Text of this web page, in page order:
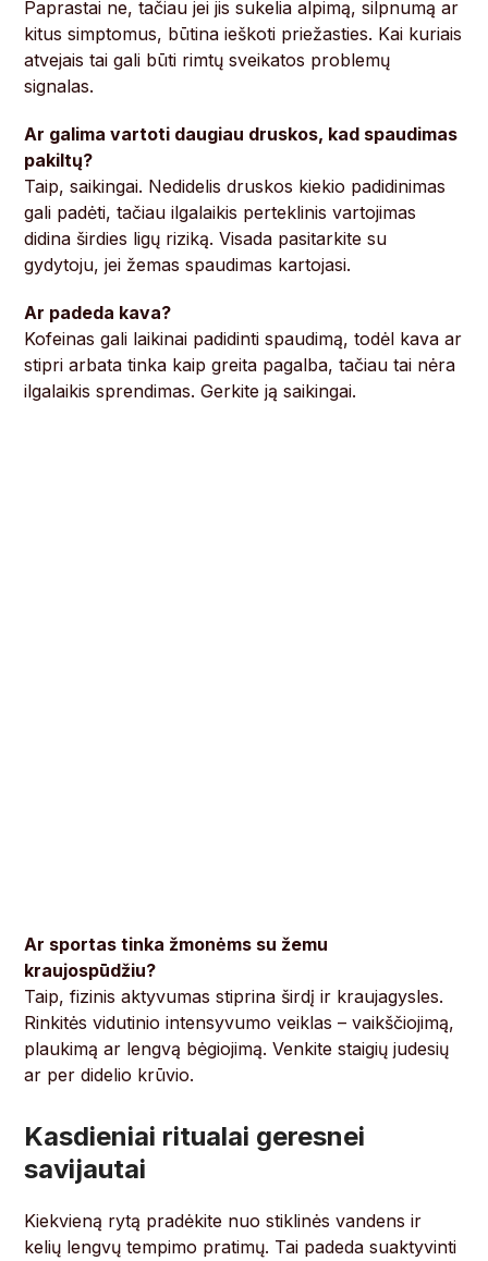
Paprastai ne, tačiau jei jis sukelia alpimą, silpnumą ar
kitus simptomus, būtina ieškoti priežasties. Kai kuriais
atvejais tai gali būti rimtų sveikatos problemų
signalas.
Ar galima vartoti daugiau druskos, kad spaudimas
pakiltų?
Taip, saikingai. Nedidelis druskos kiekio padidinimas
gali padėti, tačiau ilgalaikis perteklinis vartojimas
didina širdies ligų riziką. Visada pasitarkite su
gydytoju, jei žemas spaudimas kartojasi.
Ar padeda kava?
Kofeinas gali laikinai padidinti spaudimą, todėl kava ar
stipri arbata tinka kaip greita pagalba, tačiau tai nėra
ilgalaikis sprendimas. Gerkite ją saikingai.
Ar sportas tinka žmonėms su žemu
kraujospūdžiu?
Taip, fizinis aktyvumas stiprina širdį ir kraujagysles.
Rinkitės vidutinio intensyvumo veiklas – vaikščiojimą,
plaukimą ar lengvą bėgiojimą. Venkite staigių judesių
ar per didelio krūvio.
Kasdieniai ritualai geresnei
savijautai
Kiekvieną rytą pradėkite nuo stiklinės vandens ir
kelių lengvų tempimo pratimų. Tai padeda suaktyvinti